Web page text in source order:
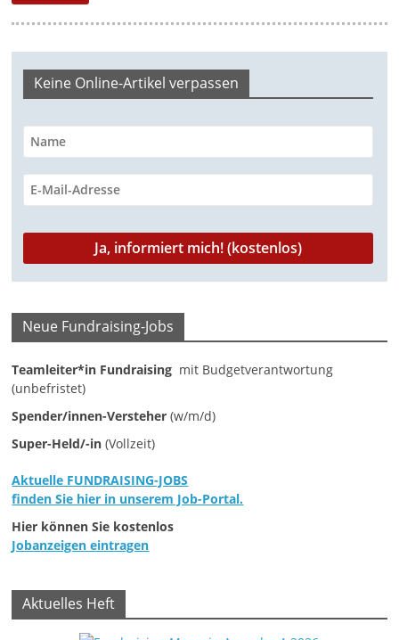
e
n
|
V
e
r
e
n
|
t
i
Keine Online-Artikel verpassen
Neue Fundraising-Jobs
Teamleiter*in Fundraising mit Budgetverantwortung
(unbefristet)
Spender/innen-Versteher (w/m/d)
Super-Held/-in (Vollzeit)
Aktuelle FUNDRAISING-JOBS
finden Sie hier in unserem Job-Portal.
Hier können Sie kostenlos
Jobanzeigen eintragen
Aktuelles Heft